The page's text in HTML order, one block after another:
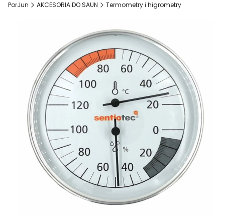
PorJun AKCESORIA DO SAUN Termometry i higrometry